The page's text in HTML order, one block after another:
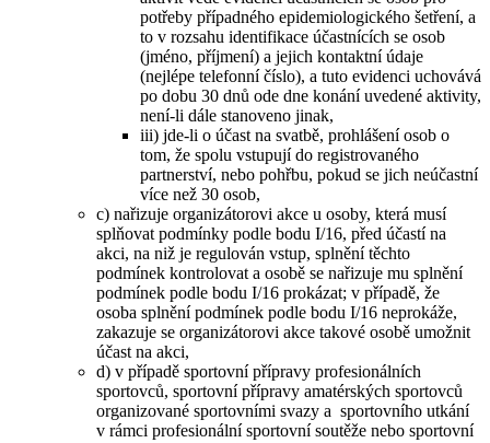
potřeby případného epidemiologického šetření, a
to v rozsahu identifikace účastnících se osob
(jméno, příjmení) a jejich kontaktní údaje
(nejlépe telefonní číslo), a tuto evidenci uchovává
po dobu 30 dnů ode dne konání uvedené aktivity,
není-li dále stanoveno jinak,
iii) jde-li o účast na svatbě, prohlášení osob o
tom, že spolu vstupují do registrovaného
partnerství, nebo pohřbu, pokud se jich neúčastní
více než 30 osob,
c) nařizuje organizátorovi akce u osoby, která musí
splňovat podmínky podle bodu I/16, před účastí na
akci, na niž je regulován vstup, splnění těchto
podmínek kontrolovat a osobě se nařizuje mu splnění
podmínek podle bodu I/16 prokázat; v případě, že
osoba splnění podmínek podle bodu I/16 neprokáže,
zakazuje se organizátorovi akce takové osobě umožnit
účast na akci,
d) v případě sportovní přípravy profesionálních
sportovců, sportovní přípravy amatérských sportovců
organizované sportovními svazy a sportovního utkání
v rámci profesionální sportovní soutěže nebo sportovní